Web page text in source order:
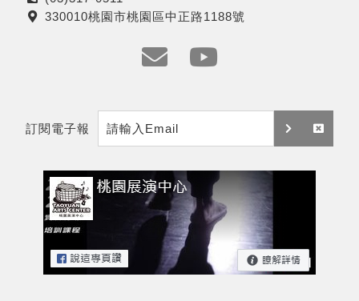
電
話
地
330010桃園市桃園區中正路1188號
m
a
i
l
t
訂閱電子報
訂 取